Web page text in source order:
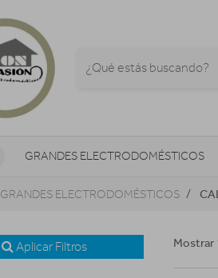
GRANDES ELECTRODOMÉSTICOS
TELEVISORES Y REPRODUCTORES
NAVEGADORES GPS
GRANDES ELECTRODOMÉSTICOS
Aplicar Filtros Mostrar